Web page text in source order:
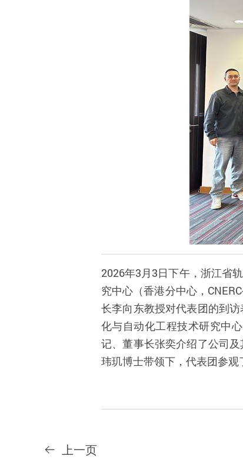
2026年3月3日下午，浙江省
究中心（香港分中心，
长李向东教授对代表团的到
化与自动化工程技术研究中
记、董事长张奕介绍了公司
玮玑博士带领下，代表团参观
上一页